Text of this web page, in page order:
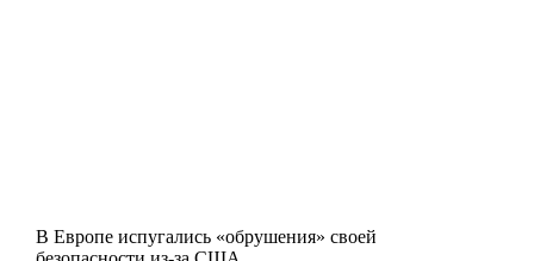
В Европе испугались «обрушения» своей